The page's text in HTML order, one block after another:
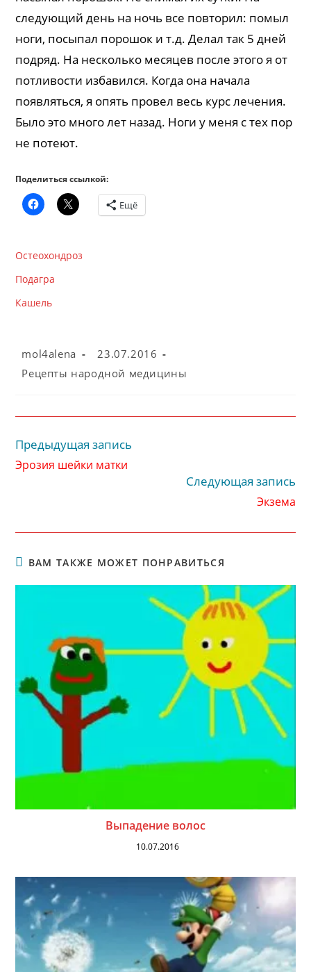
следующий день на ночь все повторил: помыл
ноги, посыпал порошок и т.д. Делал так 5 дней
подряд. На несколько месяцев после этого я от
потливости избавился. Когда она начала
появляться, я опять провел весь курс лечения.
Было это много лет назад. Ноги у меня с тех пор
не потеют.
Поделиться ссылкой:
Ещё
Остеохондроз
Подагра
Кашель
Автор
mol4alena
Запись
23.07.2016
Рубрика
записи:
Рецепты народной медицины
Читать
статьи
Предыдущая запись
Эрозия шейки матки
Следующая запись
Экзема
ВАМ ТАКЖЕ МОЖЕТ ПОНРАВИТЬСЯ
Выпадение волос
10.07.2016